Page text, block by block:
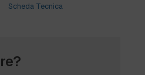
Scheda Tecnica